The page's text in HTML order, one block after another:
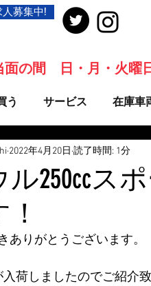
人募集中!
う サービス 在庫車
面の間 日・月・火曜
ル250ccス
2022年4月20日 読了時間: 1分
ありがとうございます。
入荷しましたのでご紹介